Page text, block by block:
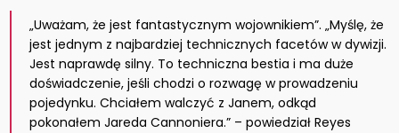
„Uważam, że jest fantastycznym wojownikiem”. „Myślę, że
jest jednym z najbardziej technicznych facetów w dywizji.
Jest naprawdę silny. To techniczna bestia i ma duże
doświadczenie, jeśli chodzi o rozwagę w prowadzeniu
pojedynku. Chciałem walczyć z Janem, odkąd
pokonałem Jareda Cannoniera.” – powiedział Reyes